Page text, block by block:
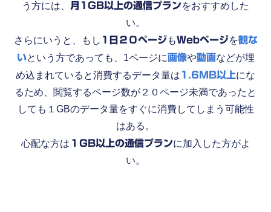
う方には、 月1GB以上の通信プランをおすすめした
い。
さらにいうと、もし 1日２０ページもWebページを観な
いという方であっても、1ページに画像や動画などが埋
め込まれていると消費するデータ量は 1.6MB以上にな
るため、閲覧するページ数が２０ページ未満であったと
しても１GBのデータ量をすぐに消費してしまう可能性
はある。
心配な方は １GB以上の通信プランに加入した方がよ
い。